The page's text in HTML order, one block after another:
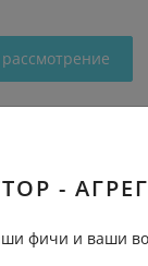
-
фичи и ваши